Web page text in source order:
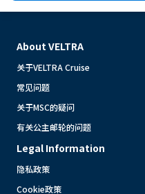
About VELTRA
关于VELTRA Cruise
常见问题
关于MSC的疑问
有关公主邮轮的问题
Legal Information
隐私政策
Cookie政策